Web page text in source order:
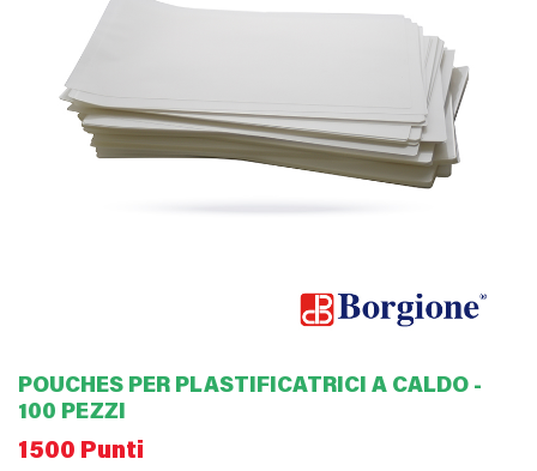
POUCHES PER PLASTIFICATRICI A CALDO -
100 PEZZI
1500 Punti